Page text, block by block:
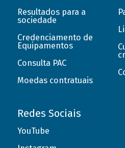
Resultados para a
sociedade
Credenciamento de
Equipamentos
Consulta PAC
Moedas contratuais
Redes Sociais
YouTube